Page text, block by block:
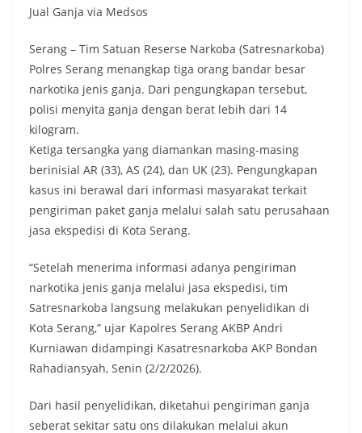
Jual Ganja via Medsos
Serang – Tim Satuan Reserse Narkoba (Satresnarkoba)
Polres Serang menangkap tiga orang bandar besar
narkotika jenis ganja. Dari pengungkapan tersebut,
polisi menyita ganja dengan berat lebih dari 14
kilogram.
Ketiga tersangka yang diamankan masing-masing
berinisial AR (33), AS (24), dan UK (23). Pengungkapan
kasus ini berawal dari informasi masyarakat terkait
pengiriman paket ganja melalui salah satu perusahaan
jasa ekspedisi di Kota Serang.
“Setelah menerima informasi adanya pengiriman
narkotika jenis ganja melalui jasa ekspedisi, tim
Satresnarkoba langsung melakukan penyelidikan di
Kota Serang,” ujar Kapolres Serang AKBP Andri
Kurniawan didampingi Kasatresnarkoba AKP Bondan
Rahadiansyah, Senin (2/2/2026).
Dari hasil penyelidikan, diketahui pengiriman ganja
seberat sekitar satu ons dilakukan melalui akun